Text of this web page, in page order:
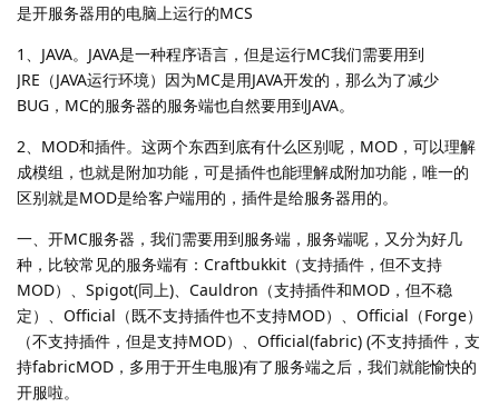
是开服务器用的电脑上运行的MCS
1、JAVA。JAVA是一种程序语言，但是运行MC我们需要用到
JRE（JAVA运行环境）因为MC是用JAVA开发的，那么为了减少
BUG，MC的服务器的服务端也自然要用到JAVA。
2、MOD和插件。这两个东西到底有什么区别呢，MOD，可以理解
成模组，也就是附加功能，可是插件也能理解成附加功能，唯一的
区别就是MOD是给客户端用的，插件是给服务器用的。
一、开MC服务器，我们需要用到服务端，服务端呢，又分为好几
种，比较常见的服务端有：Craftbukkit（支持插件，但不支持
MOD）、Spigot(同上)、Cauldron（支持插件和MOD，但不稳
定）、Official（既不支持插件也不支持MOD）、Official（Forge）
（不支持插件，但是支持MOD）、Official(fabric) (不支持插件，支
持fabricMOD，多用于开生电服)有了服务端之后，我们就能愉快的
开服啦。